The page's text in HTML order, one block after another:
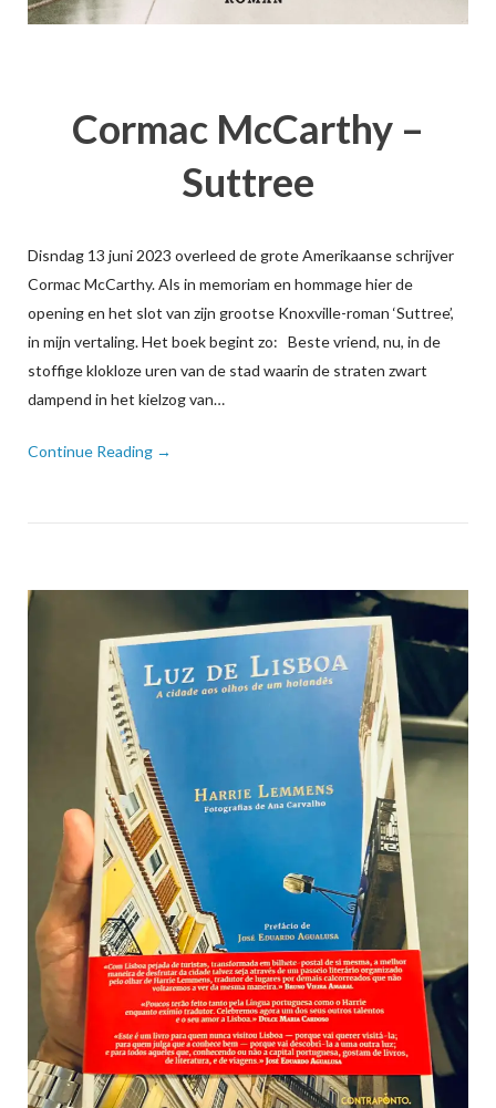
Cormac McCarthy –
Suttree
Disndag 13 juni 2023 overleed de grote Amerikaanse schrijver
Cormac McCarthy. Als in memoriam en hommage hier de
opening en het slot van zijn grootse Knoxville-roman ‘Suttree’,
in mijn vertaling. Het boek begint zo: Beste vriend, nu, in de
stoffige klokloze uren van de stad waarin de straten zwart
dampend in het kielzog van…
Continue Reading →